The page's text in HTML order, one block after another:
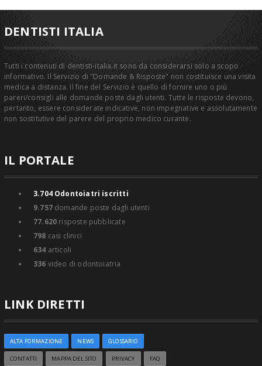
DENTISTI ITALIA
Tutti i contenuti di dentisti-italia.it sono da considerarsi solo a scopo
informativo. Il Servizio di "Domande & Risposte" non costituisce una visita
medica a distanza. Il fine del Servizio è quello di fornire uno o più
pareri/consigli alle domande poste dagli utenti. Tutte le risposte devono,
pertanto, essere considerate indicative, non impegnative e assolutamente
non sostitutive del parere del proprio medico curante.
IL PORTALE
3.704Odontoiatri iscritti
9.757domande poste dagli utenti
77.620 risposte pubblicate
798 casi clinici
634 articoli
336 video di odontoiatria
LINK DIRETTI
ALTA FORMAZIONE NEWS GLOSSARIO
CONTATTI MAPPA DEL SITO PRIVACY FAQ